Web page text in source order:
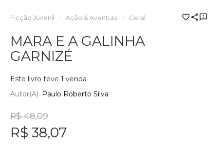
Ficção Juvenil Ação & Aventura Geral
MARA E A GALINHA
GARNIZÉ
Este livro teve 1 venda
Autor(a): Paulo Roberto Silva
R$ 48,09
R$ 38,07